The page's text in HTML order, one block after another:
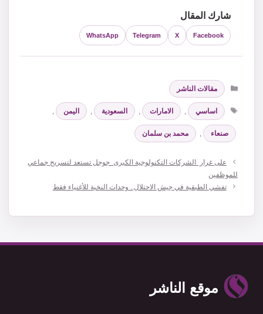
شارك المقال
Facebook
X
Telegram
WhatsApp
التصنيفات
مقالات الناشر
الوسوم
اساسي الامارات السعودية اليمن
صنعاء محمد بن سلمان
على غرار الشركات التكنولوجية الكبرى جوجل تستعد لتسريح جماعي
للموظفين
تفشي الطبقية في جيش الاحتلال.. وحدات النخبة للأغنياء فقط
موقع الناشر